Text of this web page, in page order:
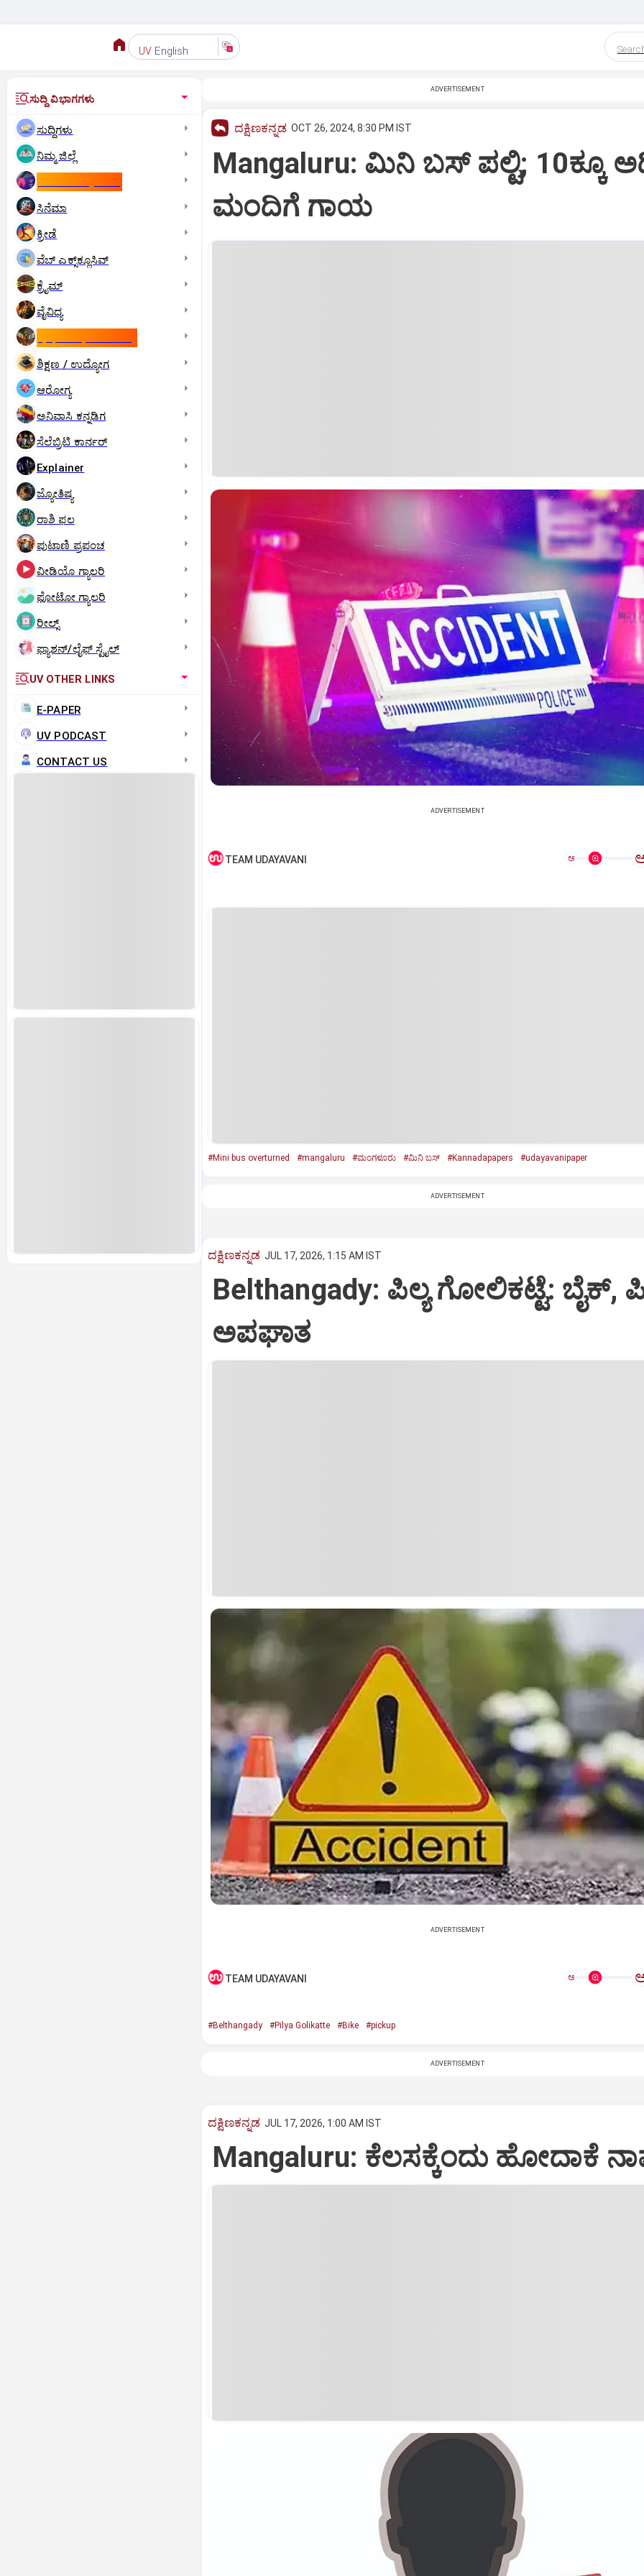
UV English
ಸುದ್ದಿ ವಿಭಾಗಗಳು
ಸುದ್ದಿಗಳು
ನಿಮ್ಮ ಜಿಲ್ಲೆ
ಸಿನೆಮಾ
ಕ್ರೀಡೆ
ವೆಬ್ ಎಕ್ಸ್‌ಕ್ಲೂಸಿವ್
ಕ್ರೈಮ್
ವೈವಿಧ್ಯ
ಶಿಕ್ಷಣ / ಉದ್ಯೋಗ
ಆರೋಗ್ಯ
ಅನಿವಾಸಿ ಕನ್ನಡಿಗ
ಸೆಲೆಬ್ರಿಟಿ ಕಾರ್ನರ್‌
Explainer
ಜ್ಯೋತಿಷ್ಯ
ರಾಶಿ ಫಲ
ಪುಟಾಣಿ ಪ್ರಪಂಚ
ವೀಡಿಯೊ ಗ್ಯಾಲರಿ
ಫೋಟೋ ಗ್ಯಾಲರಿ
ರೀಲ್ಸ್
ಫ್ಯಾಶನ್/ಲೈಫ್‌ ಸ್ಟೈಲ್
UV OTHER LINKS
E-PAPER
UV PODCAST
CONTACT US
ADVERTISEMENT
ದಕ್ಷಿಣಕನ್ನಡ OCT 26, 2024, 8:30 PM IST
Mangaluru: ಮಿನಿ ಬಸ್‌ ಪಲ್ಟಿ; 10ಕ್ಕೂ
ಮಂದಿಗೆ ಗಾಯ
ADVERTISEMENT
TEAM UDAYAVANI ಅ
#Mini bus overturned #mangaluru #ಮಂಗಳೂರು #ಮಿನಿ ಬಸ್‌ #Kannadapapers #udayavanipaper
ADVERTISEMENT
ದಕ್ಷಿಣಕನ್ನಡ JUL 17, 2026, 1:15 AM IST
Belthangady: ಪಿಲ್ಯ ಗೋಲಿಕಟ್ಟೆ: ಬೈಕ್,
ಅಪಘಾತ
ADVERTISEMENT
TEAM UDAYAVANI ಅ
#Belthangady #Pilya Golikatte #Bike #pickup
ADVERTISEMENT
ದಕ್ಷಿಣಕನ್ನಡ JUL 17, 2026, 1:00 AM IST
Mangaluru: ಕೆಲಸಕ್ಕೆಂದು ಹೋದಾಕೆ